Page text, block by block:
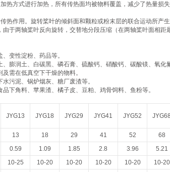
热方式进行加热，所有传热面均被物料覆盖，减少了热量损
热作用。旋转桨叶的倾斜面和颗粒或粉末层的联合运动所产
于两轴桨叶反向旋转，交替地分段压缩（在两轴桨叶面相距
变性淀粉、药品等‌。
膨润土、白碳黑、磷石膏、硫酸钙、硝酸钙、碳酸镁、氧化
需在低真空下干燥的物料‌。
污泥、锅炉烟灰、糖厂废渣等‌。
下角料、苹果渣、橘子皮、豆粕、鸡骨饲料、鱼粉等‌。
JYG13 JYG18 JYG29 JYG41 JYG52 JYG68
13 18 29 41 52 68
0.59 1.09 1.85 2.8 3.96 5.21
10-25 10-20 10-20 10-20 10-20 10-20